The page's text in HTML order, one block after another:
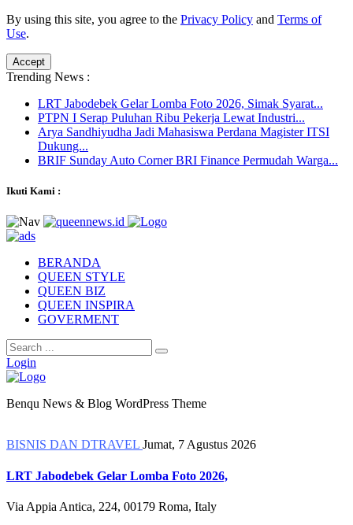
By using this site, you agree to the Privacy Policy and Terms of
Use.
Accept
Trending News :
LRT Jabodebek Gelar Lomba Foto 2026, Simak Syarat...
PTPN I Serap Puluhan Ribu Pekerja Lewat Industri...
Arya Sandhiyudha Jadi Mahasiswa Perdana Magister ITSI
Dukung...
BRIF Sunday Auto Corner BRI Finance Permudah Warga...
Ikuti Kami :
BERANDA
QUEEN STYLE
QUEEN BIZ
QUEEN INSPIRA
GOVERMENT
Login
Benqu News & Blog WordPress Theme
BISNIS DAN DTRAVEL Jumat, 7 Agustus 2026
LRT Jabodebek Gelar Lomba Foto 2026,
Via Appia Antica, 224, 00179 Roma, Italy